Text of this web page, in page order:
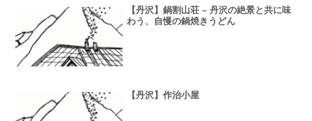
【丹沢】鍋割山荘 – 丹沢の絶景と共に味
わう、自慢の鍋焼きうどん
【丹沢】作治小屋